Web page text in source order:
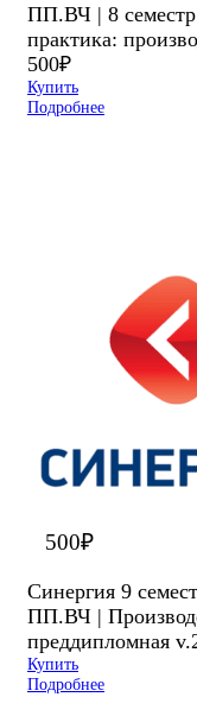
ПП.ВЧ | 8 семестр
практика:
500₽
Купить
Подробнее
500₽
Синергия 9
ПП.ВЧ |
преддипломная
Купить
Подробнее